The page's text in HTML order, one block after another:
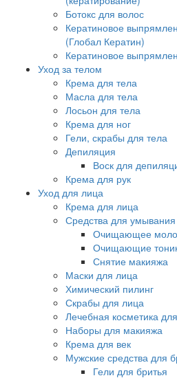
Ботокс для волос
Кератиновое
(Глобал Кератин)
Кератиновое
Уход за телом
Крема для тела
Масла для тела
Лосьон для тела
Крема для ног
Гели, скрабы для тела
Депиляция
Воск для
Крема для рук
Уход для лица
Крема для лица
Средства для
Очищающее
Очищающие
Снятие макияжа
Маски для лица
Химический пилинг
Скрабы для лица
Лечебная косметика
Наборы для макияжа
Крема для век
Мужские средства для
Гели для бритья